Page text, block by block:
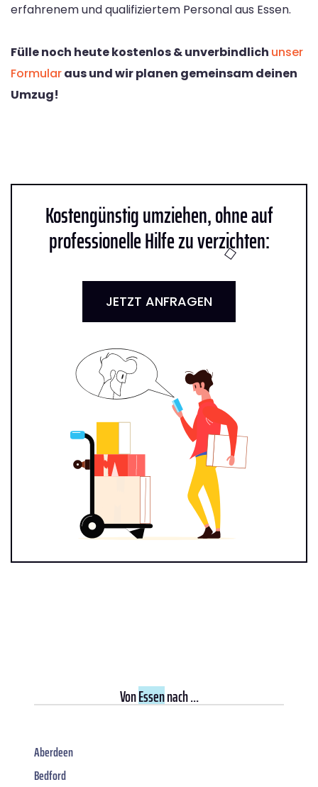
erfahrenem und qualifiziertem Personal aus Essen.
Fülle noch heute kostenlos & unverbindlich unser
Formularaus und wir planen gemeinsam deinen
Umzug!
Kostengünstig umziehen, ohne auf
professionelle Hilfe zu verzichten:
JETZT ANFRAGEN
VonEssennach ...
Aberdeen
Bedford